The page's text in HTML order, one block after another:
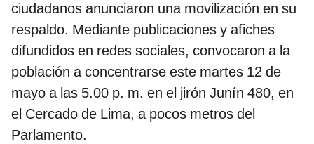
ciudadanos anunciaron una movilización en su
respaldo. Mediante publicaciones y afiches
difundidos en redes sociales, convocaron a la
población a concentrarse este martes 12 de
mayo a las 5.00 p. m. en el jirón Junín 480, en
el Cercado de Lima, a pocos metros del
Parlamento.